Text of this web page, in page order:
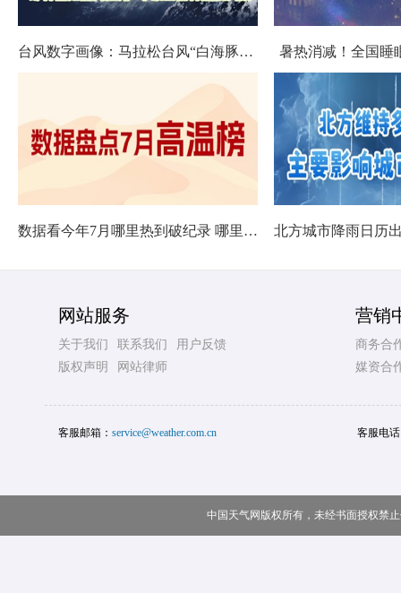
台风数字画像：马拉松台风“白海豚”将影响十余省份 暑热消减！全国睡
数据看今年7月哪里热到破纪录 哪里暑热连轴转
网站服务
关于我们 联系我们
用户反馈
版权声明
网站律师
营销
商务合
媒资合
客服邮箱： service@weather.com.cn 客服电
中国天气网版权所有，未经书面授权